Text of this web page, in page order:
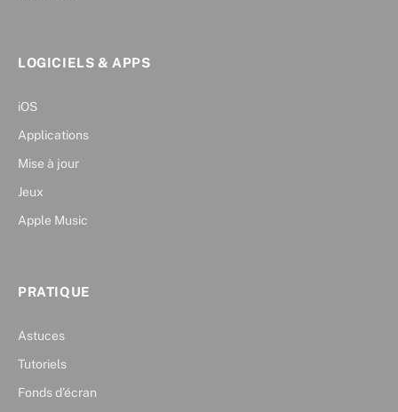
LOGICIELS & APPS
iOS
Applications
Mise à jour
Jeux
Apple Music
PRATIQUE
Astuces
Tutoriels
Fonds d’écran